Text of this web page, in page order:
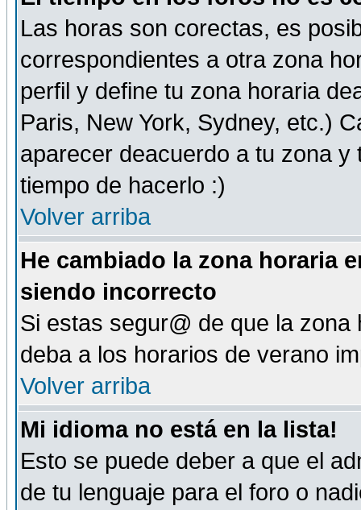
Las horas son corectas, es
correspondientes a otra zona
perfil y define tu zona horaria
Paris, New York, Sydney, etc.)
aparecer deacuerdo a tu zona
tiempo de hacerlo :)
Volver arriba
He cambiado la zona horaria
siendo incorrecto
Si estas segur@ de que la
deba a los horarios de verano
Volver arriba
Mi idioma no está en la lista!
Esto se puede deber a que el
de tu lenguaje para el foro o